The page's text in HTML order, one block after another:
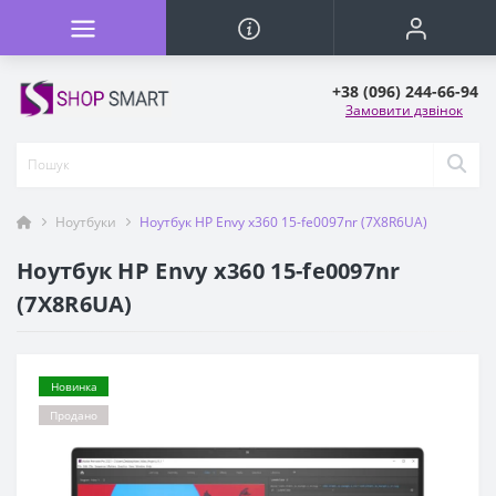
+38 (096) 244-66-94
Замовити дзвінок
Ноутбуки Ноутбук HP Envy x360 15-fe0097nr (7X8R6UA)
Ноутбук HP Envy x360 15-fe0097nr
(7X8R6UA)
Новинка
Продано